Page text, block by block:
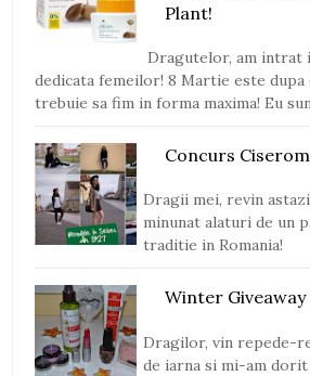
Plant!
Dragutelor, am intrat
dedicata femeilor! 8 Martie este
trebuie sa fim in forma maxima! Eu
Concurs
Dragii mei, revin
minunat alaturi de un
traditie in Romania!
Winter Giveaway
Dragilor, vin repede-
de iarna si mi-am dorit